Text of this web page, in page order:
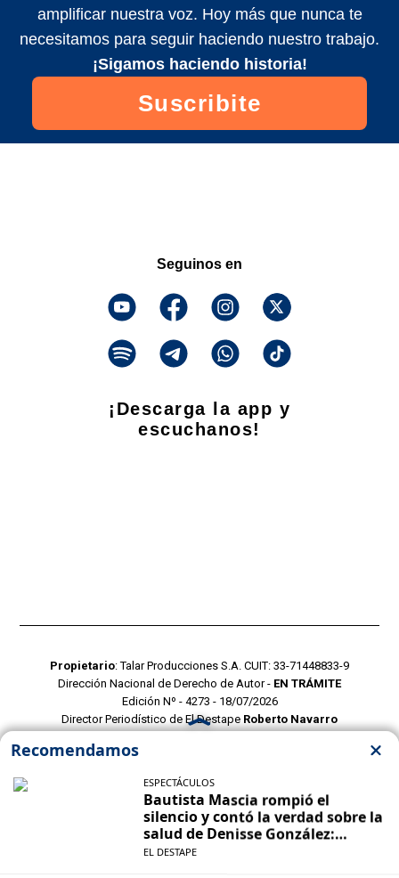
amplificar nuestra voz. Hoy más que nunca te
necesitamos para seguir haciendo nuestro trabajo.
¡Sigamos haciendo historia!
Suscribite
Seguinos en
¡Descarga la app y
escuchanos!
Propietario: Talar Producciones S.A. CUIT: 33-71448833-9
Dirección Nacional de Derecho de Autor - EN TRÁMITE
Edición Nº - 4273 - 18/07/2026
Director Periodístico de El Destape Roberto Navarro
POLITICAS DE PRIVACIDAD
CONTACTO COMERCIAL
CONTACTO EDITORIAL